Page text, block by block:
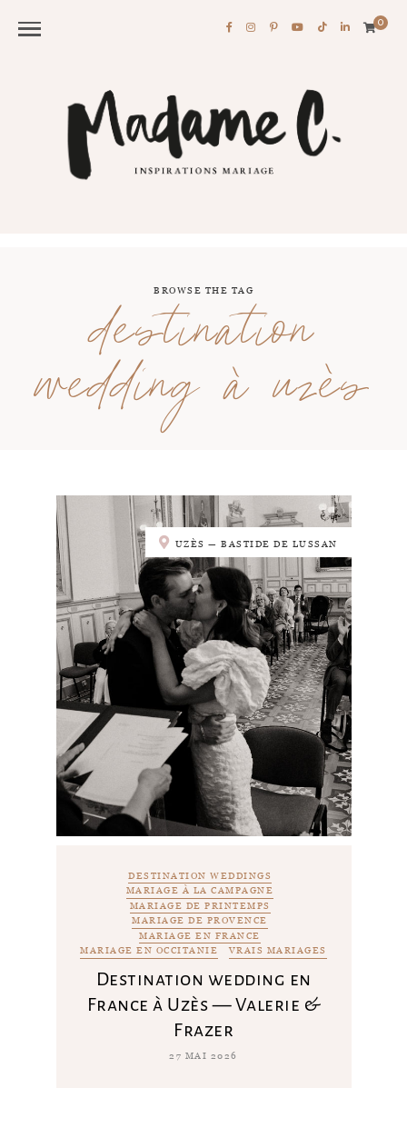
0
BROWSE THE TAG
destination
wedding à uzès
UZÈS — BASTIDE DE LUSSAN
DESTINATION WEDDINGS
MARIAGE À LA CAMPAGNE
MARIAGE DE PRINTEMPS
MARIAGE DE PROVENCE
MARIAGE EN FRANCE
MARIAGE EN OCCITANIE
VRAIS MARIAGES
Destination wedding en
France à Uzès — Valerie &
Frazer
27 MAI 2026